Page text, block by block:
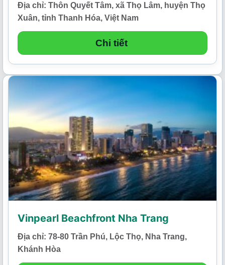
Địa chỉ: Thôn Quyết Tâm, xã Thọ Lâm, huyện Thọ
Xuân, tỉnh Thanh Hóa, Việt Nam
Chi tiết
Vinpearl Beachfront Nha Trang
Địa chỉ: 78-80 Trần Phú, Lộc Thọ, Nha Trang,
Khánh Hòa